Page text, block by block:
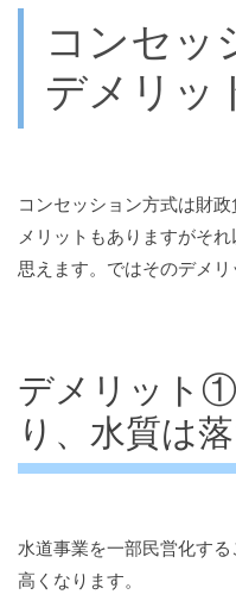
コンセッ
デメリッ
コンセッション方式は財
メリットもありますがそ
思えます。ではそのデメリ
デメリット
り、水質は
水道事業を一部民営化す
高くなります。